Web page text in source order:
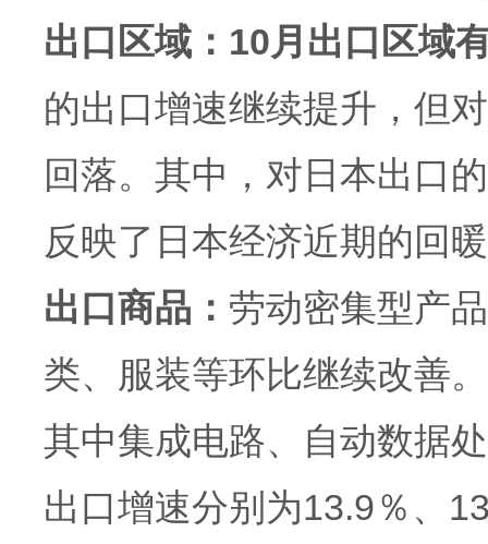
出口区域：10月出口区域
的出口增速继续提升，但
回落。其中，对日本出口
反映了日本经济近期的回
出口商品： 劳动密集型产
类、服装等环比继续改善
其中集成电路、自动数据
出口增速分别为13.9％、